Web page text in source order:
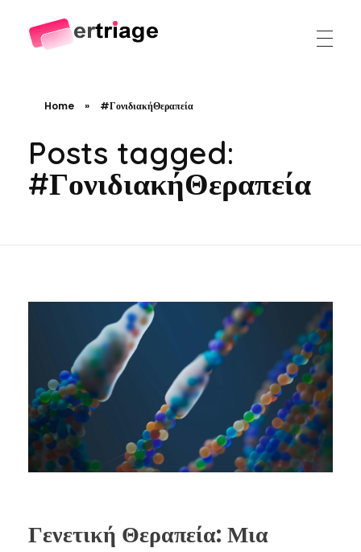
Home » #ΓονιδιακήΘεραπεία
Posts tagged:
#ΓονιδιακήΘεραπεία
Γενετική Θεραπεία: Μια